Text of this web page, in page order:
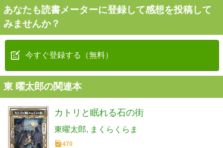
あなたも読書メーターに登録して感想を投稿して
みませんか？
今すぐ登録する（無料）
東 曜太郎の関連本
カトリと眠れる石の街
東曜太郎 まくらくらま
470